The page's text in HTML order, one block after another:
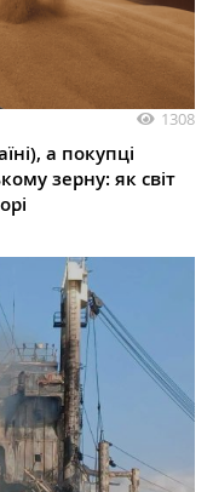
1308
а покупці
зерну: як світ